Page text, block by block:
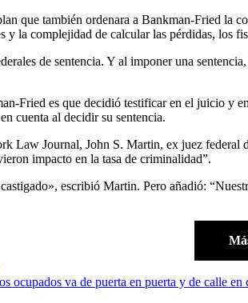
que también ordenara a Bankman-Fried la
y la complejidad de calcular las pérdidas,
Fried es que decidió testificar en el juicio y
cuenta al decidir su sentencia.
Law Journal, John S. Martin, ex juez
impacto en la tasa de criminalidad”.
escribió Martin. Pero añadió:
ocupados va de puerta en puerta y de calle en